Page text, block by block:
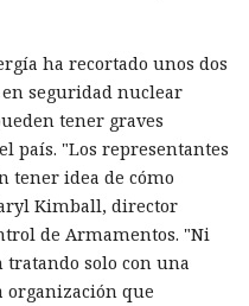
ha recortado unos dos
seguridad nuclear
tener graves
país. "Los representantes
tener idea de cómo
Kimball, director
de Armamentos. "Ni
solo con una
organización que